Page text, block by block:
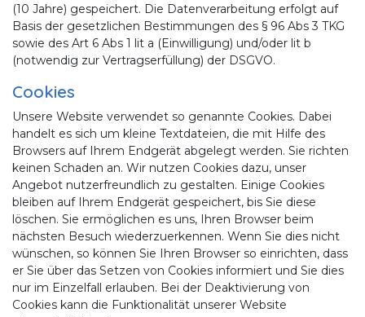
(10 Jahre) gespeichert. Die Datenverarbeitung erfolgt auf
Basis der gesetzlichen Bestimmungen des § 96 Abs 3 TKG
sowie des Art 6 Abs 1 lit a (Einwilligung) und/oder lit b
(notwendig zur Vertragserfüllung) der DSGVO.
Cookies
Unsere Website verwendet so genannte Cookies. Dabei
handelt es sich um kleine Textdateien, die mit Hilfe des
Browsers auf Ihrem Endgerät abgelegt werden. Sie richten
keinen Schaden an. Wir nutzen Cookies dazu, unser
Angebot nutzerfreundlich zu gestalten. Einige Cookies
bleiben auf Ihrem Endgerät gespeichert, bis Sie diese
löschen. Sie ermöglichen es uns, Ihren Browser beim
nächsten Besuch wiederzuerkennen. Wenn Sie dies nicht
wünschen, so können Sie Ihren Browser so einrichten, dass
er Sie über das Setzen von Cookies informiert und Sie dies
nur im Einzelfall erlauben. Bei der Deaktivierung von
Cookies kann die Funktionalität unserer Website